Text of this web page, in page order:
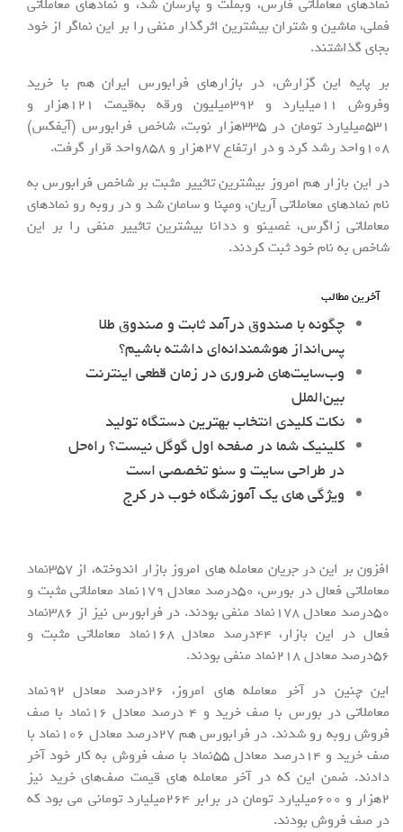
فملی، ماشین و شتران بیشترین اثرگذار منفی را بر این نماگر از خود
بجای گذاشتند.
بر پایه این گزارش، در بازارهای فرابورس ایران هم با خرید
وفروش 11میلیارد و 392میلیون ورقه به‌قیمت 121هزار و
531میلیارد تومان در 335هزار نوبت، شاخص فرابورس (آیفکس)
108واحد رشد کرد و در ارتفاع 27هزار و 858واحد قرار گرفت.
در این بازار هم امروز بیشترین تاثییر مثبت بر شاخص فرابورس به
نام نمادهای معاملاتی آریان، ومپنا و سامان شد و در روبه رو نمادهای
معاملاتی زاگرس، غصینو و ددانا بیشترین تاثییر منفی را بر این
شاخص به نام خود ثبت کردند.
آخرین مطالب
چگونه با صندوق درآمد ثابت و صندوق طلا
پس‌انداز هوشمندانه‌ای داشته باشیم؟
وب‌سایت‌های ضروری در زمان قطعی اینترنت
بین‌الملل
نکات کلیدی انتخاب بهترین دستگاه تولید
کلینیک شما در صفحه اول گوگل نیست؟ راه‌حل
در طراحی سایت و سئو تخصصی است
ویژگی های یک آموزشگاه خوب در کرج
افزون بر این در جریان معامله های امروز بازار اندوخته، از 357نماد
معاملاتی فعال در بورس، 50درصد معادل 179نماد معاملاتی مثبت و
50درصد معادل 178نماد منفی بودند. در فرابورس نیز از 386نماد
فعال در این بازار، 44درصد معادل 168نماد معاملاتی مثبت و
56درصد معادل 218نماد منفی بودند.
این چنین در آخر معامله های امروز، 26درصد معادل 92نماد
معاملاتی در بورس با صف خرید و 4 درصد معادل 16نماد با صف
فروش روبه رو شدند. در فرابورس هم 27درصد معادل 106نماد با
صف خرید و 14درصد معادل 55نماد با صف فروش به کار خود آخر
دادند. ضمن این که در آخر معامله های قیمت صف‌های خرید نیز
2هزار و 600میلیارد تومان در برابر 264میلیارد تومانی می بود که
در صف فروش بودند.